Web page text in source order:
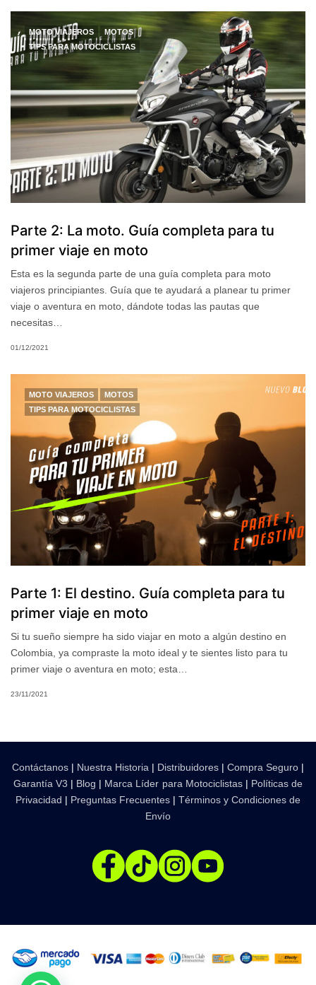
MOTO VIAJEROS
MOTOS
TIPS PARA MOTOCICLISTAS
Parte 2: La moto. Guía completa para tu
primer viaje en moto
Esta es la segunda parte de una guía completa para moto
viajeros principiantes. Guía que te ayudará a planear tu primer
viaje o aventura en moto, dándote todas las pautas que
necesitas…
01/12/2021
MOTO VIAJEROS
MOTOS
TIPS PARA MOTOCICLISTAS
Parte 1: El destino. Guía completa para tu
primer viaje en moto
Si tu sueño siempre ha sido viajar en moto a algún destino en
Colombia, ya compraste la moto ideal y te sientes listo para tu
primer viaje o aventura en moto; esta…
23/11/2021
Contáctanos| Nuestra Historia| Distribuidores |Compra Seguro |
Garantía V3 | Blog | Marca Líder para Motociclistas| Políticas de
Privacidad | Preguntas Frecuentes|Términos y Condiciones de
Envío